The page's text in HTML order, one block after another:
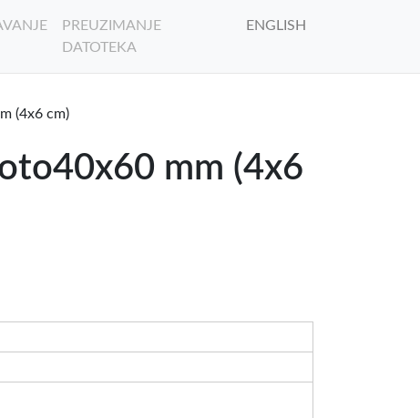
PREUZIMANJE
DATOTEKA
ENGLISH
(4x6 cm)
mm (4x6